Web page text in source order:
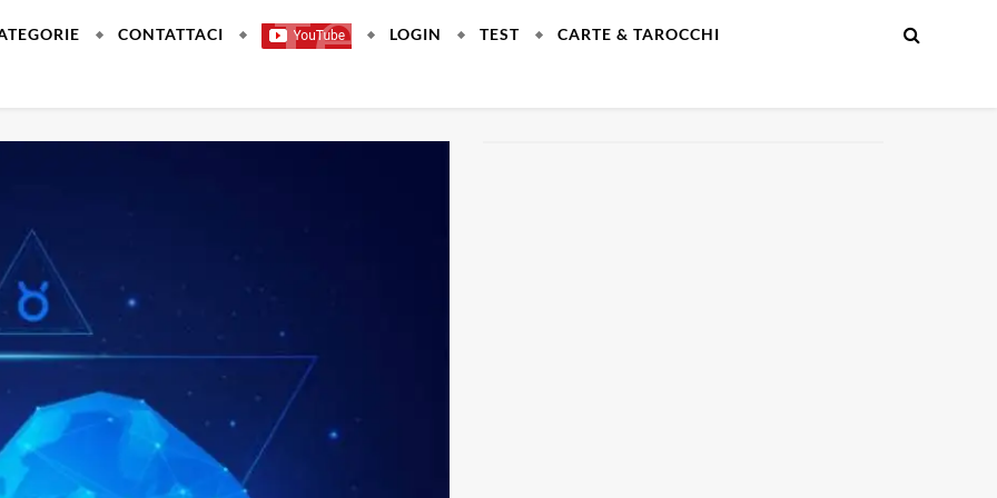
CONTATTACI LOGIN TEST CARTE & TAROCCHI